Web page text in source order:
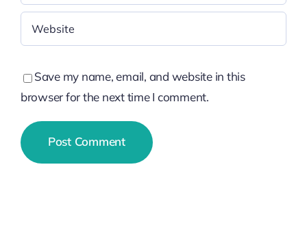
Save my name, email, and website in this
browser for the next time I comment.